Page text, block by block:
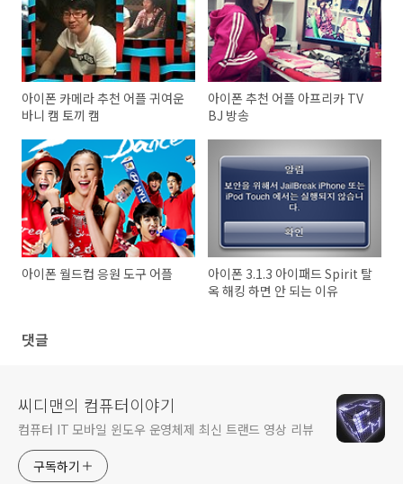
아이폰 카메라 추천 어플 귀여운
바니 캠 토끼 캠
아이폰 추천 어플 아프리카 TV
BJ 방송
아이폰 월드컵 응원 도구 어플
아이폰 3.1.3 아이패드 Spirit 탈
옥 해킹 하면 안 되는 이유
댓글
씨디맨의 컴퓨터이야기
컴퓨터 IT 모바일 윈도우 운영체제 최신 트랜드 영상 리뷰
구독하기